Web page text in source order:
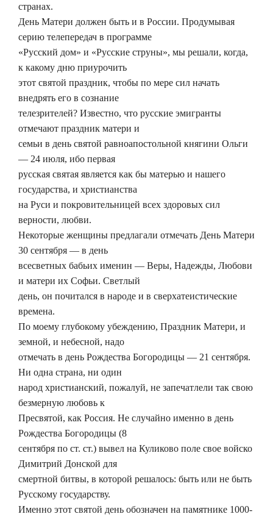
странах.
День Матери должен быть и в России. Продумывая
серию телепередач в программе
«Русский дом» и «Русские струны», мы решали, когда,
к какому дню приурочить
этот святой праздник, чтобы по мере сил начать
внедрять его в сознание
телезрителей? Известно, что русские эмигранты
отмечают праздник матери и
семьи в день святой равноапостольной княгини Ольги
— 24 июля, ибо первая
русская святая является как бы матерью и нашего
государства, и христианства
на Руси и покровительницей всех здоровых сил
верности, любви.
Некоторые женщины предлагали отмечать День Матери
30 сентября — в день
всесветных бабьих именин — Веры, Надежды, Любови
и матери их Софьи. Светлый
день, он почитался в народе и в сверхатеистические
времена.
По моему глубокому убеждению, Праздник Матери, и
земной, и небесной, надо
отмечать в день Рождества Богородицы — 21 сентября.
Ни одна страна, ни один
народ христианский, пожалуй, не запечатлели так свою
безмерную любовь к
Пресвятой, как Россия. Не случайно именно в день
Рождества Богородицы (8
сентября по ст. ст.) вывел на Куликово поле свое войско
Димитрий Донской для
смертной битвы, в которой решалось: быть или не быть
Русскому государству.
Именно этот святой день обозначен на памятнике 1000-